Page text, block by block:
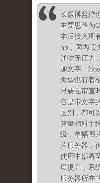
长微博监控
主要思路为
本后接入现
nb，国内顶
通吃无压力
加文字、较
类型也有着
只要在审查
容是带文字
区别，都可
算量相对于
级，单幅图
片服务器，
使用中部署
度提升，系
服务器所在